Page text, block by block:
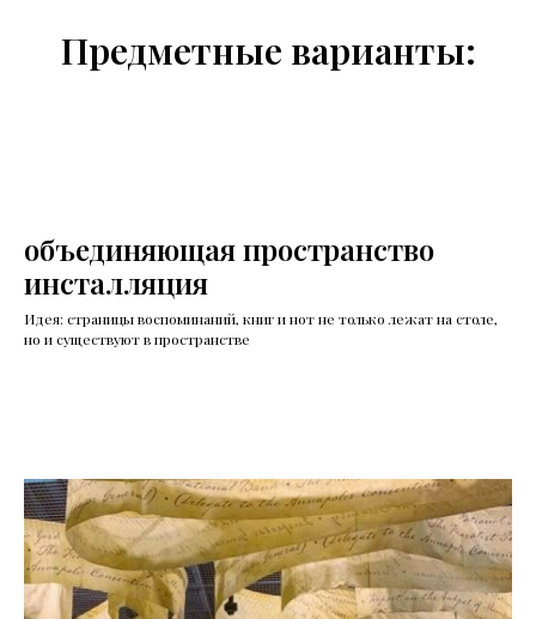
Предметные варианты:
объединяющая пространство
инсталляция
Идея: страницы воспоминаний, книг и нот не только лежат на столе,
но и существуют в пространстве